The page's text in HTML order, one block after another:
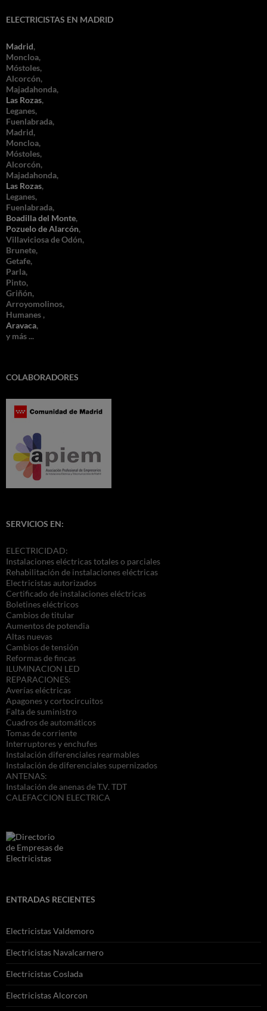
ELECTRICISTAS EN MADRID
Madrid,
Moncloa,
Móstoles,
Alcorcón,
Majadahonda,
Las Rozas,
Leganes,
Fuenlabrada,
Madrid,
Moncloa,
Móstoles,
Alcorcón,
Majadahonda,
Las Rozas,
Leganes,
Fuenlabrada,
Boadilla del Monte,
Pozuelo de Alarcón,
Villaviciosa de Odón,
Brunete,
Getafe,
Parla,
Pinto,
Griñón,
Arroyomolinos,
Humanes ,
Aravaca,
y más ...
COLABORADORES
SERVICIOS EN:
ELECTRICIDAD:
Instalaciones eléctricas totales o parciales
Rehabilitación de instalaciones eléctricas
Electricistas autorizados
Certificado de instalaciones eléctricas
Boletines eléctricos
Cambios de titular
Aumentos de potendia
Altas nuevas
Cambios de tensión
Reformas de fincas
ILUMINACION LED
REPARACIONES:
Averías eléctricas
Apagones y cortocircuitos
Falta de suministro
Cuadros de automáticos
Tomas de corriente
Interruptores y enchufes
Instalación diferenciales rearmables
Instalación de diferenciales supernizados
ANTENAS:
Instalación de anenas de T.V. TDT
CALEFACCION ELECTRICA
ENTRADAS RECIENTES
Electricistas Valdemoro
Electricistas Navalcarnero
Electricistas Coslada
Electricistas Alcorcon